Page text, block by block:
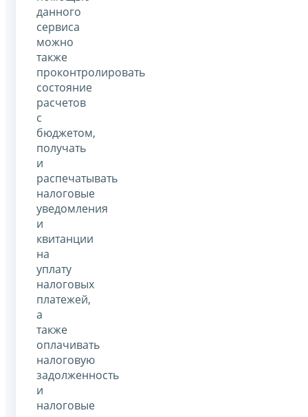
данного
сервиса
можно
также
проконтролировать
состояние
расчетов
с
бюджетом,
получать
и
распечатывать
налоговые
уведомления
и
квитанции
на
уплату
налоговых
платежей,
а
также
оплачивать
налоговую
задолженность
и
налоговые